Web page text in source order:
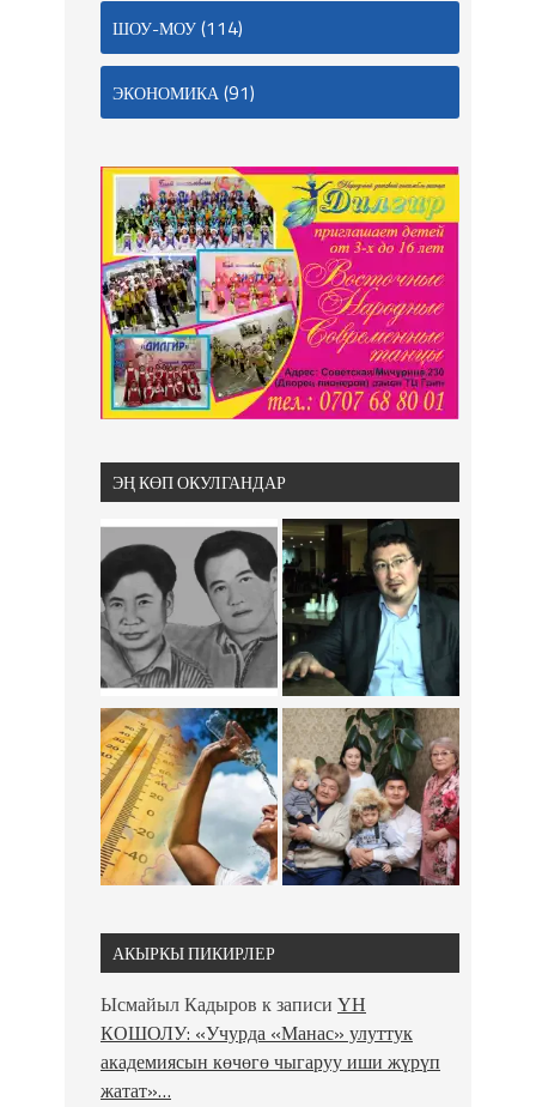
ШОУ-МОУ(114)
ЭКОНОМИКА(91)
ЭҢ КӨП ОКУЛГАНДАР
АКЫРКЫ ПИКИРЛЕР
Ысмайыл Кадыров к записи ҮН
КОШОЛУ: «Учурда «Манас» улуттук
академиясын көчөгө чыгаруу иши жүрүп
жатат»…